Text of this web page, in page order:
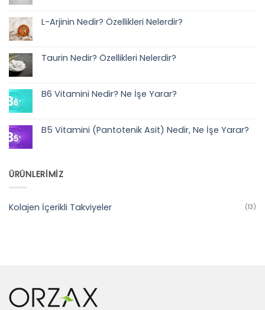
Nedir?
Özellikleri
L-Arjinin Nedir? Özellikleri Nelerdir?
Arjinin
Nedir?
Taurin Nedir? Özellikleri Nelerdir?
Nedir?
Özellikleri
B6 Vitamini Nedir? Ne İşe Yarar?
Vitamini
Nedir?
B5 Vitamini (Pantotenik Asit) Nedir, Ne İşe Yarar?
(Pantotenik
Asit)
Yarar?
ÜRÜNLERİMİZ
Kolajen İçerikli Takviyeler (13)